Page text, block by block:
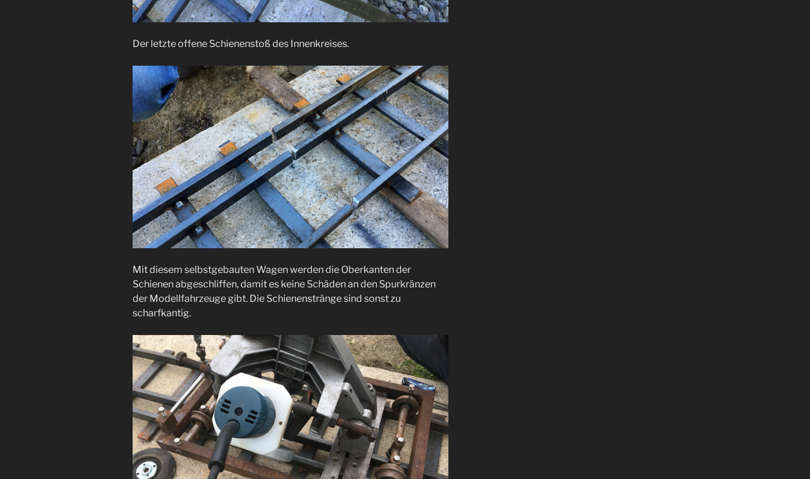
Der letzte offene Schienenstoß des Innenkreises.
Mit diesem selbstgebauten Wagen werden die Oberkanten der
Schienen abgeschliffen, damit es keine Schäden an den Spurkränzen
der Modellfahrzeuge gibt. Die Schienenstränge sind sonst zu
scharfkantig.